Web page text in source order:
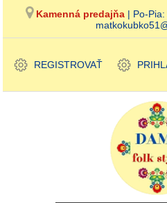
Kamenná predajňa | Po-
REGISTROVAŤ